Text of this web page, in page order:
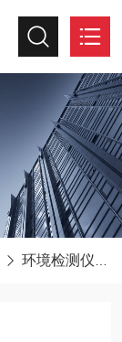
环境检测仪器